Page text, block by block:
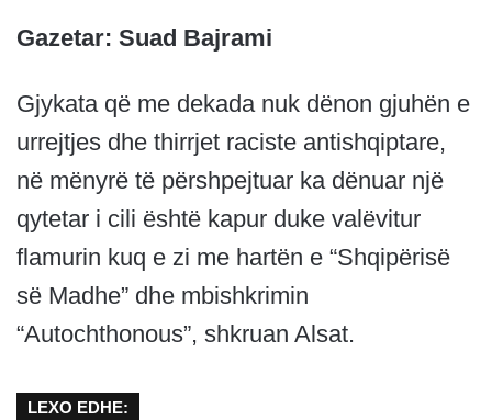
Gazetar: Suad Bajrami
Gjykata që me dekada nuk dënon gjuhën e
urrejtjes dhe thirrjet raciste antishqiptare,
në mënyrë të përshpejtuar ka dënuar një
qytetar i cili është kapur duke valëvitur
flamurin kuq e zi me hartën e “Shqipërisë
së Madhe” dhe mbishkrimin
“Autochthonous”, shkruan Alsat.
LEXO EDHE: